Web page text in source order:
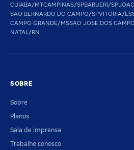
CUIABA/MTCAMPINAS/SPBARUERI/SP
SAO BERNARDO DO CAMPO/SPVITORIA/ES
CAMPO GRANDE/MSSAO JOSE DOS
NATAL/RN
SOBRE
Sobre
Planos
Sala de imprensa
Trabalhe conosco